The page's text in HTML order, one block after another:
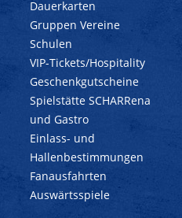
Dauerkarten
Gruppen Vereine
Schulen
VIP-Tickets/Hospitality
Geschenkgutscheine
Spielstätte SCHARRena
und Gastro
Einlass- und
Hallenbestimmungen
Fanausfahrten
Auswärtsspiele